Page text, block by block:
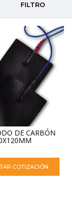
FILTRO
DE CARBÓN
COTIZACIÓN